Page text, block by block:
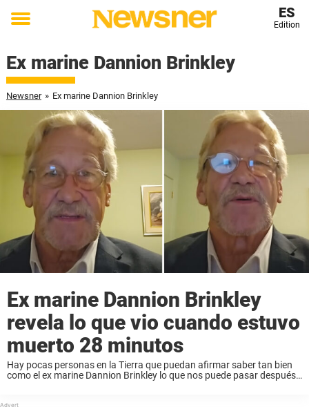
Toggle
ES
Edition
Ex marine Dannion Brinkley
Newsner » Ex marine Dannion Brinkley
Ex marine Dannion Brinkley
revela lo que vio cuando estuvo
muerto 28 minutos
Hay pocas personas en la Tierra que puedan afirmar saber tan bien
como el ex marine Dannion Brinkley lo que nos puede pasar después